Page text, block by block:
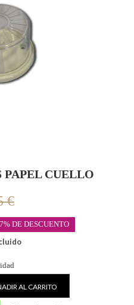
PAPEL CUELLO
€
DE DESCUENTO
AL CARRITO